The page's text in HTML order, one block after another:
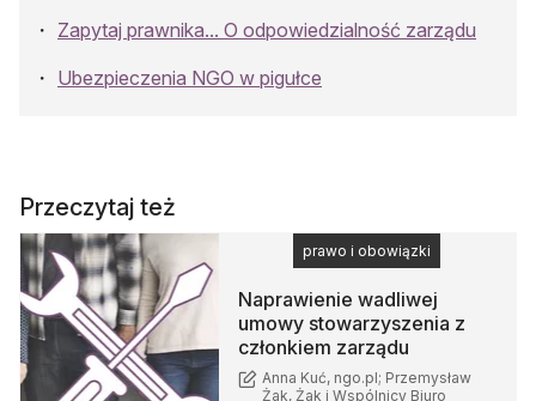
Zapytaj prawnika... O odpowiedzialność zarządu
Ubezpieczenia NGO w pigułce
Przeczytaj też
Naprawienie wadliwej
umowy stowarzyszenia z
członkiem zarządu
Anna Kuć, ngo.pl; Przemysław
Żak, Żak i Wspólnicy Biuro
prawo i obowiązki